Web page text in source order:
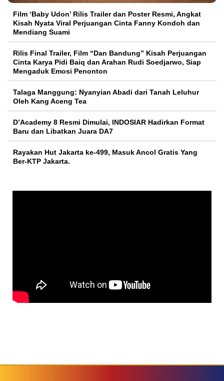
Film ‘Baby Udon’ Rilis Trailer dan Poster Resmi, Angkat
Kisah Nyata Viral Perjuangan Cinta Fanny Kondoh dan
Mendiang Suami
Rilis Final Trailer, Film “Dan Bandung” Kisah Perjuangan
Cinta Karya Pidi Baiq dan Arahan Rudi Soedjarwo, Siap
Mengaduk Emosi Penonton
Talaga Manggung: Nyanyian Abadi dari Tanah Leluhur
Oleh Kang Aceng Tea
D’Academy 8 Resmi Dimulai, INDOSIAR Hadirkan Format
Baru dan Libatkan Juara DA7
Rayakan Hut Jakarta ke-499, Masuk Ancol Gratis Yang
Ber-KTP Jakarta.